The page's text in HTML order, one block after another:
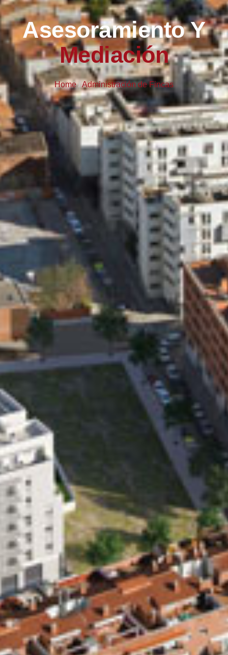
Asesoramiento Y
Mediación
Home/Administración de Fincas